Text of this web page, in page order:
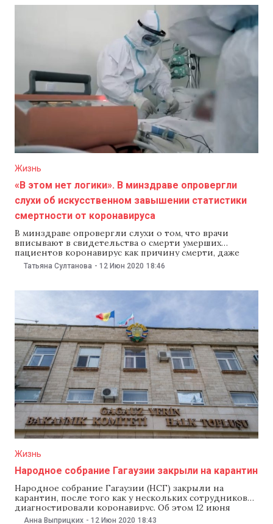
высоки».
Жизнь
«В этом нет логики». В минздраве опровергли
слухи об искусственном завышении статистики
смертности от коронавируса
В минздраве опровергли слухи о том, что врачи
вписывают в свидетельства о смерти умерших
пациентов коронавирус как причину смерти, даже
если пациенты не были заражены COVID-19. Глава
Нацагентства общественного здоровья Николай
что в этом нет логики. Фуртунэ заявил, что в
свидетельстве о смерти коронавирус
Татьяна Султанова - 12 Июн 2020 18:46
Жизнь
Народное собрание Гагаузии закрыли на карантин
Народное собрание Гагаузии (НСГ) закрыли на
карантин, после того как у нескольких сотрудников
диагностировали коронавирус. Об этом 12 июня
сообщили в пресс-службе ведомства. «В Народном
Анна Выприцких - 12 Июн 2020 18:43